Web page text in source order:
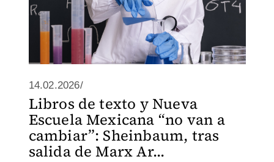
14.02.2026/
Libros de texto y Nueva
Escuela Mexicana “no van a
cambiar”: Sheinbaum, tras
salida de Marx Ar...